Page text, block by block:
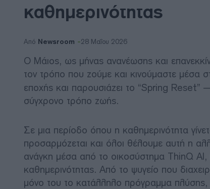
καθημερινότητας
Από Newsroom 28 Μαΐου 2026
Ο Μάιος, ως μήνας ανανέωσης και
τον τρόπο που ζούμε και κινούμαστε μέσα
εποχής και παρουσιάζει το “Spring Reset”
σύγχρονο τρόπο ζωής.
Σε μια περίοδο όπου η καθημερινότητα
προσαρμόζεται και όλοι θέλουμε αυτή η
ανάγκη μέσα από το οικοσύστημα ThinQ
καθημερινότητας. Από το ψυγείο που
μόνο του το κατάλληλο πρόγραμμα πλύσης,